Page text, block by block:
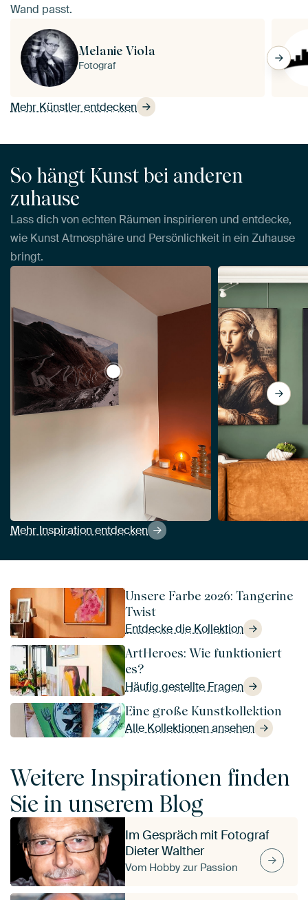
Wand passt.
Mehr Künstler entdecken
Melanie Viola
Fotograf
So hängt Kunst bei anderen
zuhause
Lass dich von echten Räumen inspirieren und entdecke,
wie Kunst Atmosphäre und Persönlichkeit in ein Zuhause
bringt.
Mehr Inspiration entdecken
View Blick auf den Stilfserjochpass |
Unsere Farbe 2026: Tangerine
Twist
Entdecke die Kollektion
ArtHeroes: Wie funktioniert
es?
Häufig gestellte Fragen
Eine große Kunstkollektion
Alle Kollektionen ansehen
Weitere Inspirationen finden
Sie in unserem Blog
Im Gespräch mit Fotograf
Dieter Walther
Vom Hobby zur Passion